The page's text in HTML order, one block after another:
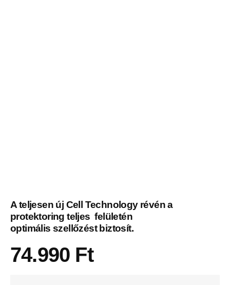
A teljesen új Cell Technology révén a
protektoring teljes felületén
optimális szellőzést biztosít.
74.990 Ft